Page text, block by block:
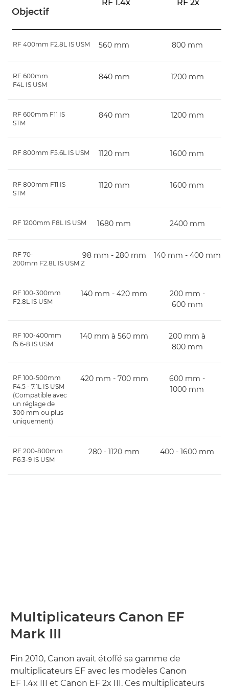
Objectif
RF 1.4x RF 2x
RF 400mm F2.8L IS USM 560 mm 800 mm
RF 600mm
F4L IS USM
840 mm 1200 mm
RF 600mm F11 IS
STM
840 mm 1200 mm
RF 800mm F5.6L IS USM 1120 mm 1600 mm
RF 800mm F11 IS
STM
1120 mm 1600 mm
RF 1200mm F8L IS USM 1680 mm 2400 mm
RF 70-
200mm F2.8L IS USM Z
98 mm - 280 mm 140 mm - 400 mm
RF 100-300mm
F2.8L IS USM
140 mm - 420 mm
200 mm -
600 mm
RF 100-400mm
f5.6-8 IS USM
140 mm à 560 mm
200 mm à
800 mm
RF 100-500mm
F4.5 - 7.1L IS USM
(Compatible avec
un réglage de
300 mm ou plus
uniquement)
420 mm - 700 mm
600 mm -
1000 mm
RF 200-800mm
F6.3-9 IS USM
280 - 1120 mm 400 - 1600 mm
Multiplicateurs Canon EF
Mark III
Fin 2010, Canon avait étoffé sa gamme de
multiplicateurs EF avec les modèles Canon
EF 1.4x III et Canon EF 2x III. Ces multiplicateurs